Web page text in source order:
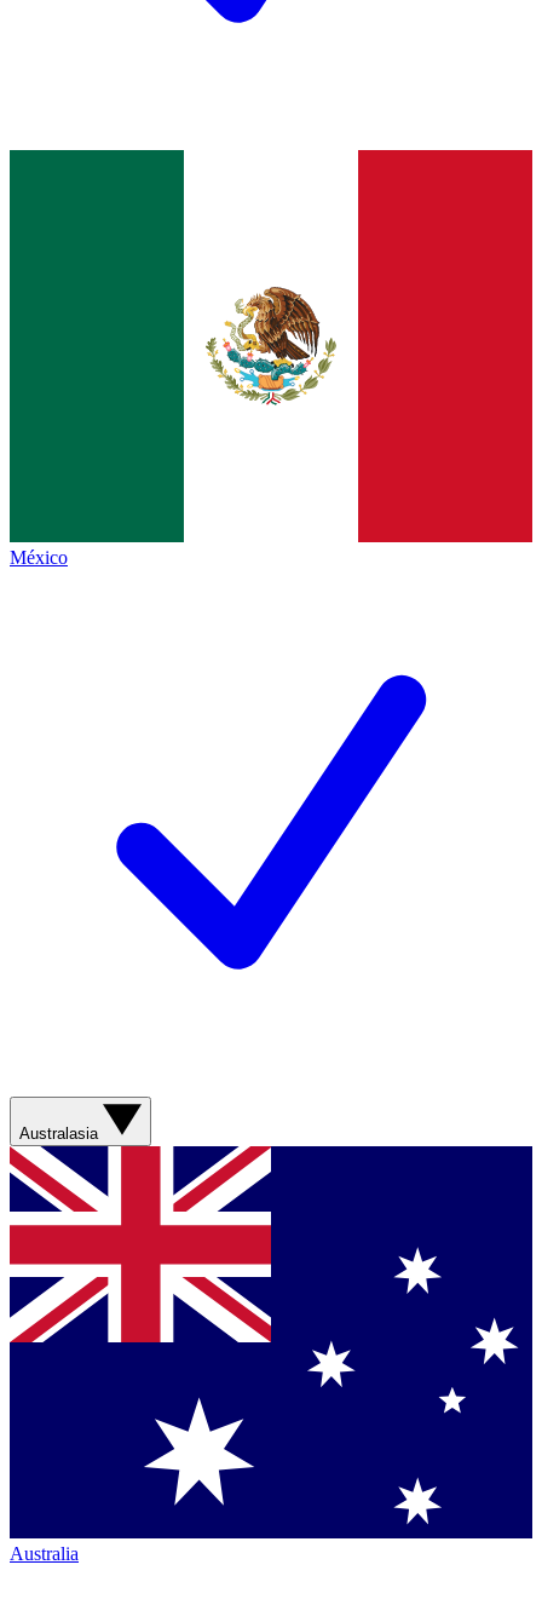
México
Australasia
Australia